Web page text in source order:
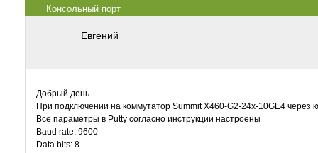
Консольный порт
Евгений
Добрый день.
При подключении на коммутатор Summit X460-G2-24x-10GE4 через
Все параметры в Putty согласно инструкции настроены
Baud rate: 9600
Data bits: 8